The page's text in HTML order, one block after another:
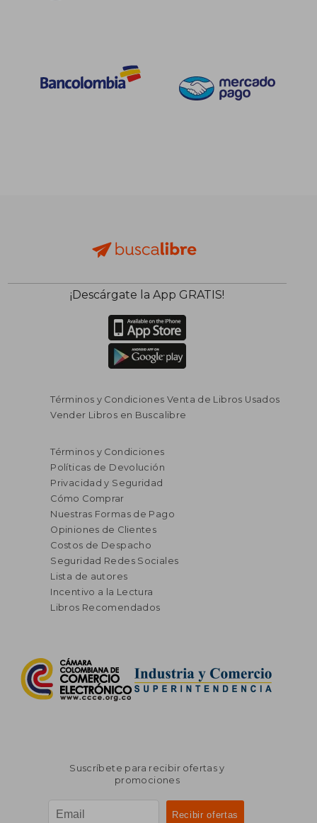
¡Descárgate la App GRATIS!
Términos y Condiciones Venta de Libros Usados
Vender Libros en Buscalibre
Términos y Condiciones
Políticas de Devolución
Privacidad y Seguridad
Cómo Comprar
Nuestras Formas de Pago
Opiniones de Clientes
Costos de Despacho
Seguridad Redes Sociales
Lista de autores
Incentivo a la Lectura
Libros Recomendados
Suscríbete para recibir ofertas y
promociones